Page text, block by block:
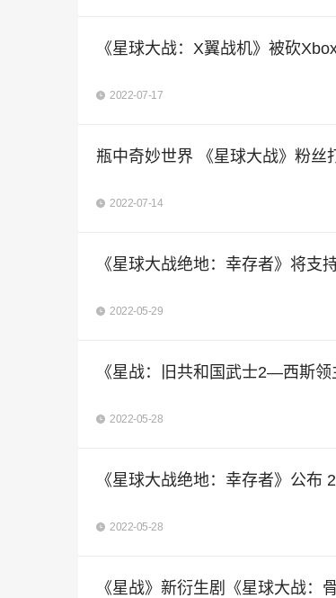
《星球大战：X翼战机》被砍
2022-07-17
瓶中奇妙世界 《星球大战》粉丝
2022-07-14
《星球大战绝地：幸存者》将支
2022-05-29
《星战：旧共和国武士2—西斯
2022-05-28
《星球大战绝地：幸存者》公布
2022-05-28
《星战》新衍生剧《星球大战：